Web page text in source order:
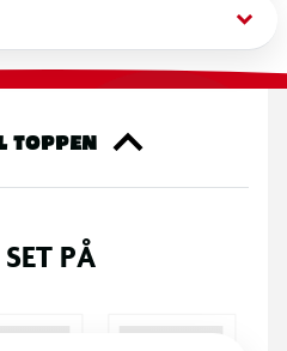
og voksne, og giver timevis
eller sammen med familie og
keyboard_arrow_down
TOPPEN
PÅ